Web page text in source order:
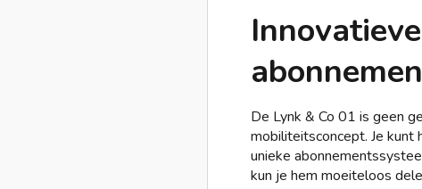
De Lynk & Co 01 is geen
mobiliteitsconcept. Je kunt
unieke
kun je hem moeiteloos